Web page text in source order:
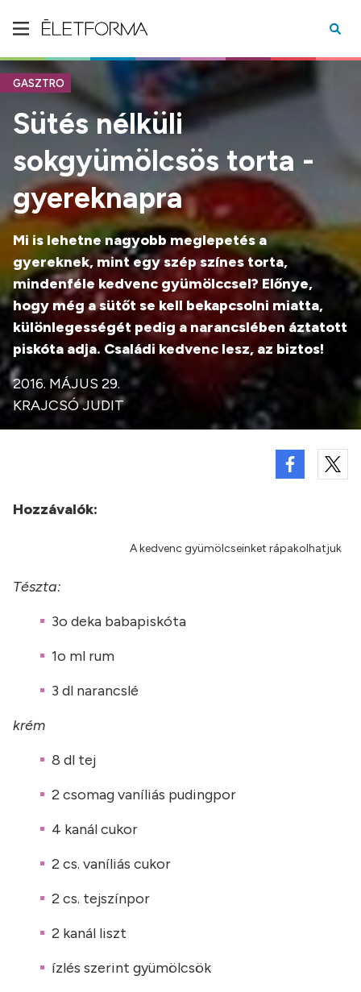
GASZTRO
Sütés nélküli
sokgyümölcsös torta -
gyereknapra
Mi is lehetne nagyobb meglepetés a
gyereknek, mint egy szép színes torta,
mindenféle kedvenc gyümölccsel? Előnye,
hogy még a sütőt se kell bekapcsolni miatta,
különlegességét pedig a narancslében áztatott
piskóta adja. Családi kedvenc lesz, az biztos!
2016. MÁJUS 29.
KRAJCSÓ JUDIT
Hozzávalók:
A kedvenc gyümölcseinket rápakolhatjuk
Tészta:
3o deka babapiskóta
1o ml rum
3 dl narancslé
krém
8 dl tej
2 csomag vaníliás pudingpor
4 kanál cukor
2 cs. vaníliás cukor
2 cs. tejszínpor
2 kanál liszt
ízlés szerint gyümölcsök